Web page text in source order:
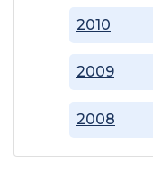
2008
2009
2010